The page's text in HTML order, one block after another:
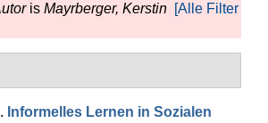
is Mayrberger, Kerstin [Alle Filter
Informelles Lernen in Sozialen